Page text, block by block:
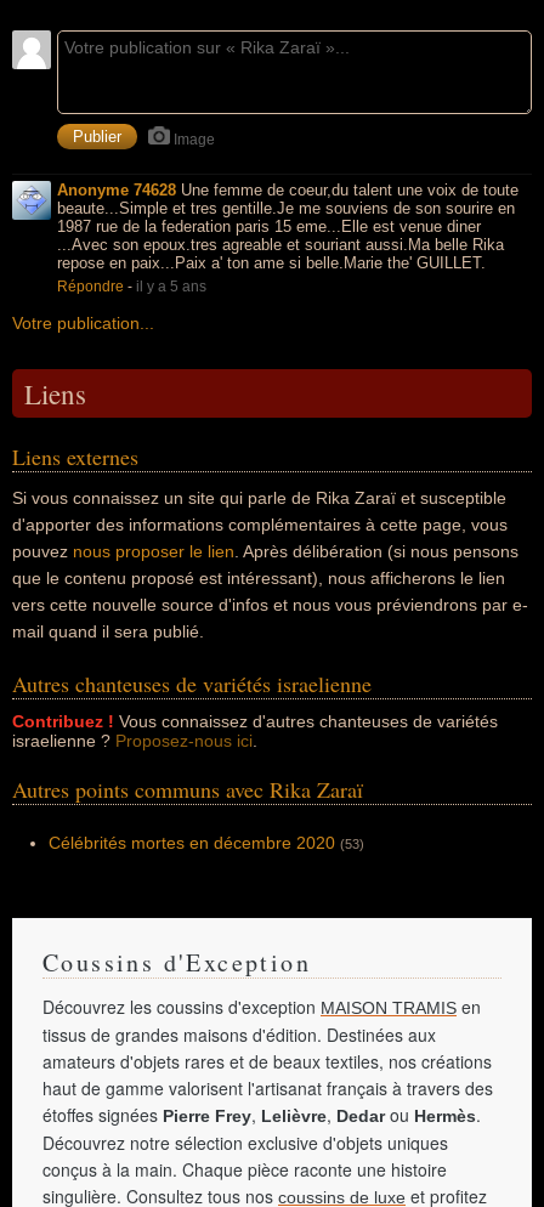
Image
Anonyme 74628 Une femme de coeur,du talent une voix de toute
beaute...Simple et tres gentille.Je me souviens de son sourire en
1987 rue de la federation paris 15 eme...Elle est venue diner
...Avec son epoux.tres agreable et souriant aussi.Ma belle Rika
repose en paix...Paix a' ton ame si belle.Marie the' GUILLET.
Répondre - il y a 5 ans
Votre publication...
Liens
Liens externes
Si vous connaissez un site qui parle de Rika Zaraï et susceptible
d'apporter des informations complémentaires à cette page, vous
pouvez nous proposer le lien . Après délibération (si nous pensons
que le contenu proposé est intéressant), nous afficherons le lien
vers cette nouvelle source d'infos et nous vous préviendrons par e-
mail quand il sera publié.
Autres chanteuses de variétés israelienne
Contribuez ! Vous connaissez d'autres chanteuses de variétés
israelienne ? Proposez-nous ici
Autres points communs avec Rika Zaraï
Célébrités mortes en décembre 2020 (53)
Coussins d'Exception
Découvrez les coussins d'exception MAISON TRAMIS en
tissus de grandes maisons d'édition. Destinées aux
amateurs d'objets rares et de beaux textiles, nos créations
haut de gamme valorisent l'artisanat français à travers des
étoffes signées Pierre Frey, Lelièvre, Dedarou Hermès.
Découvrez notre sélection exclusive d'objets uniques
conçus à la main. Chaque pièce raconte une histoire
singulière. Consultez tous nos coussins de luxe et profitez